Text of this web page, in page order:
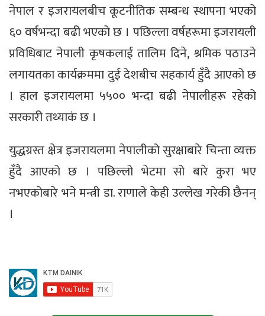
नेपाल र इजरायलबीच कूटनीतिक सम्बन्ध स्थापना भएको
६० वर्षभन्दा बढी भएको छ । पछिल्ला वर्षहरूमा इजरायली
प्रविधिबाट नेपाली कृषकलाई तालिम दिने, श्रमिक पठाउने
लगायतका कार्यक्रममा दुई देशबीच सहकार्य हुँदै आएको छ
। हाल इजरायलमा ५५०० भन्दा बढी नेपालीहरू रहेको
सरकारी तथ्याकं छ ।
युद्धग्रस्त क्षेत्र इजरायलमा नेपालीको सुरक्षाबारे चिन्ता व्यक्त
हुँदै आएको छ । पछिल्लो भेटमा सो बारे कुरा भए
नभएकोबारे भने मन्त्री डा. राणाले केही उल्लेख गरेकी छैनन्
।